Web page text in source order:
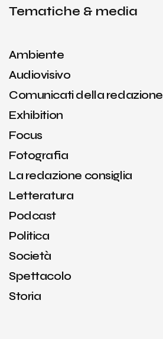
Tematiche & media
Ambiente
Audiovisivo
Comunicati della redazione
Exhibition
Focus
Fotografia
La redazione consiglia
Letteratura
Podcast
Politica
Società
Spettacolo
Storia